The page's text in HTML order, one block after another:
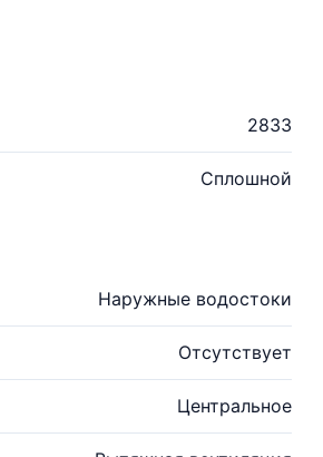
2833
Сплошной
Наружные водостоки
Отсутствует
Центральное